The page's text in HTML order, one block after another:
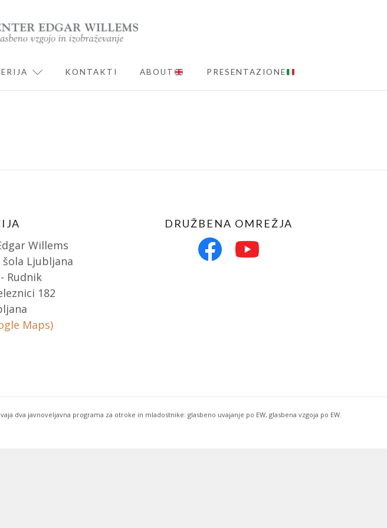
MENU
EXPAND CHILD MENU
KONTAKTI ABOUT PRESENTAZIONE
Willems
šola Ljubljana
Rudnik
182
Maps)
DRUŽBENA OMREŽJA
dva javnoveljavna programa za otroke in mladostnike: glasbeno uvajanje po EW, glasbena vzgoja po EW.